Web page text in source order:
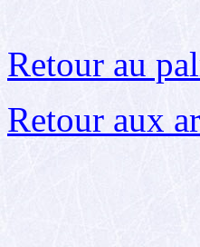
Retour au
Retour aux